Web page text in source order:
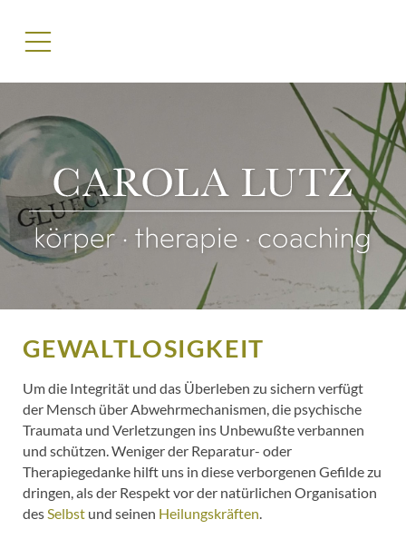
GEWALTLOSIGKEIT
Um die Integrität und das Überleben zu sichern verfügt
der Mensch über Abwehrmechanismen, die psychische
Traumata und Verletzungen ins Unbewußte verbannen
und schützen. Weniger der Reparatur- oder
Therapiegedanke hilft uns in diese verborgenen Gefilde zu
dringen, als der Respekt vor der natürlichen Organisation
desSelbstund seinen Heilungskräften.